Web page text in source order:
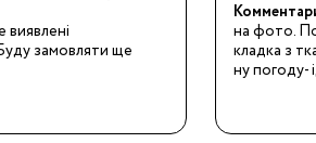
Бренды:
виявлені
замовляти ще
на фото. По
кладка з
ну погоду-